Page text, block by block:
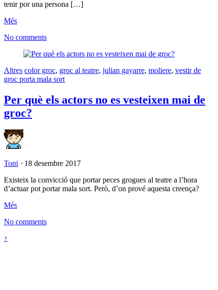
tenir por una persona […]
Més
No comments
Altres color groc, groc al teatre, julian gayarre, moliere, vestir de
groc porta mala sort
Per què els actors no es vesteixen mai de
groc?
Toni ⋅ 18 desembre 2017
Existeix la convicció que portar peces grogues al teatre a l’hora
d’actuar pot portar mala sort. Però, d’on prové aquesta creença?
Més
No comments
↑